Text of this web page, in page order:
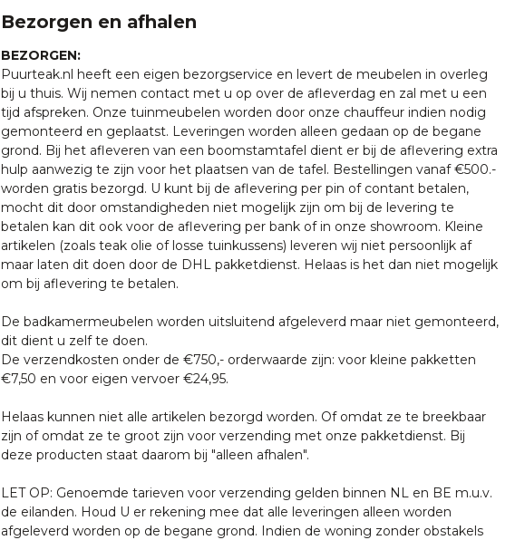
Bezorgen en afhalen
BEZORGEN:
Puurteak.nl heeft een eigen bezorgservice en levert de meubelen in overleg
bij u thuis. Wij nemen contact met u op over de afleverdag en zal met u een
tijd afspreken. Onze tuinmeubelen worden door onze chauffeur indien nodig
gemonteerd en geplaatst. Leveringen worden alleen gedaan op de begane
grond. Bij het afleveren van een boomstamtafel dient er bij de aflevering extra
hulp aanwezig te zijn voor het plaatsen van de tafel. Bestellingen vanaf €500.-
worden gratis bezorgd. U kunt bij de aflevering per pin of contant betalen,
mocht dit door omstandigheden niet mogelijk zijn om bij de levering te
betalen kan dit ook voor de aflevering per bank of in onze showroom. Kleine
artikelen (zoals teak olie of losse tuinkussens) leveren wij niet persoonlijk af
maar laten dit doen door de DHL pakketdienst. Helaas is het dan niet mogelijk
om bij aflevering te betalen.
De badkamermeubelen worden uitsluitend afgeleverd maar niet gemonteerd,
dit dient u zelf te doen.
De verzendkosten onder de €750,- orderwaarde zijn: voor kleine pakketten
€7,50 en voor eigen vervoer €24,95.
Helaas kunnen niet alle artikelen bezorgd worden. Of omdat ze te breekbaar
zijn of omdat ze te groot zijn voor verzending met onze pakketdienst. Bij
deze producten staat daarom bij "alleen afhalen".
LET OP: Genoemde tarieven voor verzending gelden binnen NL en BE m.u.v.
de eilanden. Houd U er rekening mee dat alle leveringen alleen worden
afgeleverd worden op de begane grond. Indien de woning zonder obstakels